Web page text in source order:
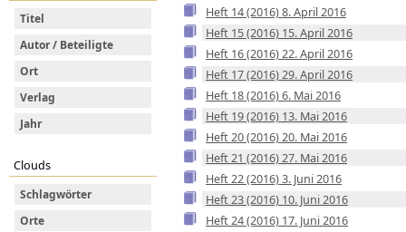
Titel
Autor / Beteiligte
Ort
Verlag
Jahr
Clouds
Schlagwörter
Orte
Heft 14 (2016) 8. April 2016
Heft 15 (2016) 15. April 2016
Heft 16 (2016) 22. April 2016
Heft 17 (2016) 29. April 2016
Heft 18 (2016) 6. Mai 2016
Heft 19 (2016) 13. Mai 2016
Heft 20 (2016) 20. Mai 2016
Heft 21 (2016) 27. Mai 2016
Heft 22 (2016) 3. Juni 2016
Heft 23 (2016) 10. Juni 2016
Heft 24 (2016) 17. Juni 2016